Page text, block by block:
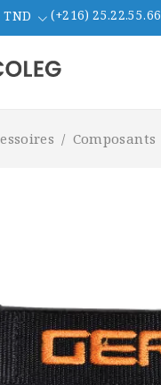
TND (+216) 25.22.55.66
/ Composants